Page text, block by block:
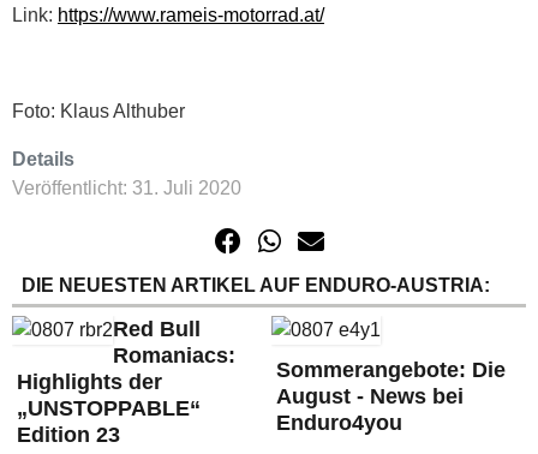
Link: https://www.rameis-motorrad.at/
Foto: Klaus Althuber
Details
Veröffentlicht: 31. Juli 2020
DIE NEUESTEN ARTIKEL AUF ENDURO-AUSTRIA:
Red Bull
Romaniacs:
Highlights der
„UNSTOPPABLE“
Edition 23
Sommerangebote: Die
August - News bei
Enduro4you